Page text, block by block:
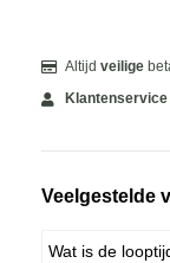
Altijd veilige
Klantenservice
Veelgestelde
Wat is de